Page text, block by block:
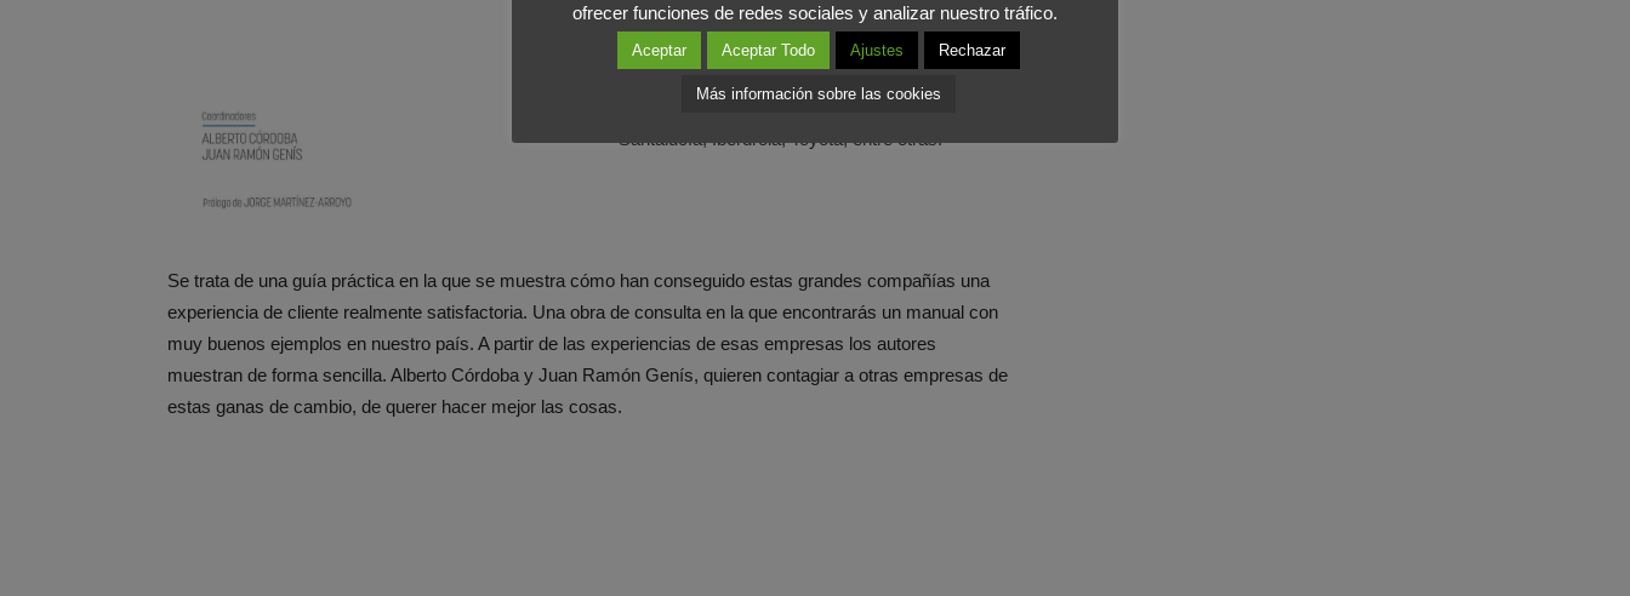
Experience que se han dado en España en los
últimos años. Recopila los ejemplos de empresas
como Ikea, Iberia, Seur, Alsa, Caprabo, Sanitas,
Santalucía, Iberdrola, Toyota, entre otras.
Se trata de una guía práctica en la que se muestra cómo han conseguido estas grandes compañías una
experiencia de cliente realmente satisfactoria. Una obra de consulta en la que encontrarás un manual con
muy buenos ejemplos en nuestro país. A partir de las experiencias de esas empresas los autores
muestran de forma sencilla. Alberto Córdoba y Juan Ramón Genís, quieren contagiar a otras empresas de
estas ganas de cambio, de querer hacer mejor las cosas.
ofrecer funciones de redes sociales y analizar nuestro tráfico.
Aceptar Aceptar Todo Ajustes Rechazar
Más información sobre las cookies